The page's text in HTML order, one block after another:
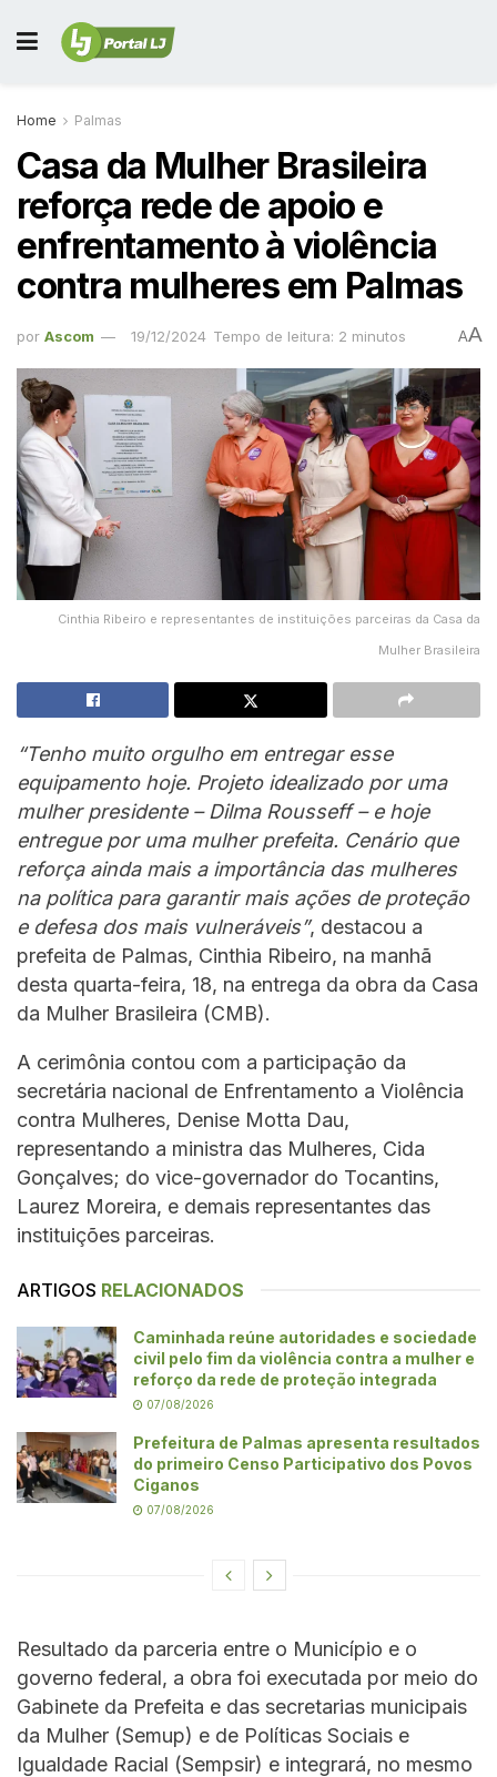
Home Palmas
Casa da Mulher Brasileira
reforça rede de apoio e
enfrentamento à violência
contra mulheres em Palmas
por Ascom 19/12/2024 Tempo de leitura: 2 minutos AA
Cinthia Ribeiro e representantes de instituições parceiras da Casa da
Mulher Brasileira
“Tenho muito orgulho em entregar esse
equipamento hoje. Projeto idealizado por uma
mulher presidente – Dilma Rousseff – e hoje
entregue por uma mulher prefeita. Cenário que
reforça ainda mais a importância das mulheres
na política para garantir mais ações de proteção
e defesa dos mais vulneráveis”, destacou a
prefeita de Palmas, Cinthia Ribeiro, na manhã
desta quarta-feira, 18, na entrega da obra da Casa
da Mulher Brasileira (CMB).
A cerimônia contou com a participação da
secretária nacional de Enfrentamento a Violência
contra Mulheres, Denise Motta Dau,
representando a ministra das Mulheres, Cida
Gonçalves; do vice-governador do Tocantins,
Laurez Moreira, e demais representantes das
instituições parceiras.
ARTIGOS RELACIONADOS
Caminhada reúne autoridades e sociedade
civil pelo fim da violência contra a mulher e
reforço da rede de proteção integrada
07/08/2026
Prefeitura de Palmas apresenta resultados
do primeiro Censo Participativo dos Povos
Ciganos
07/08/2026
Resultado da parceria entre o Município e o
governo federal, a obra foi executada por meio do
Gabinete da Prefeita e das secretarias municipais
da Mulher (Semup) e de Políticas Sociais e
Igualdade Racial (Sempsir) e integrará, no mesmo